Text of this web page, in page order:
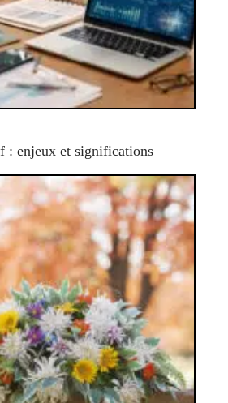
: enjeux et significations